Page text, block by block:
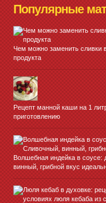
Популярные
Чем можно заменить сливки
продукта
Рецепт манной каши на 1
приготовлению
Волшебная индейка в соусе:
винный, грибной вкус